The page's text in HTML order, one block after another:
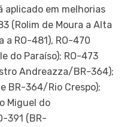
aplicado em melhorias
(Rolim de Moura a Alta
a RO-481), RO-470
do Paraíso); RO-473
Andreazza/BR-364);
BR-364/Rio Crespo);
Miguel do
391 (BR-